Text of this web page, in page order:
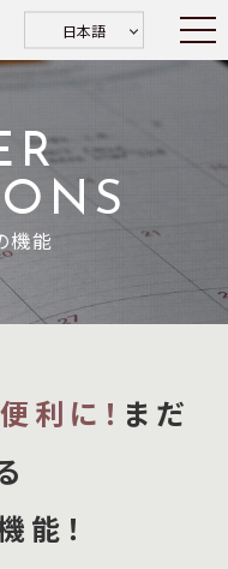
日本語
機能
利に！ まだ
能！